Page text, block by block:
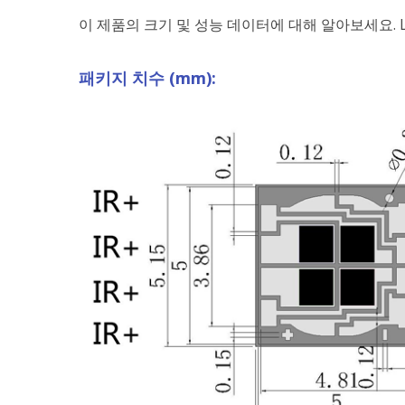
이 제품의 크기 및 성능 데이터에 대해 알아보세요.
패키지 치수 (mm):